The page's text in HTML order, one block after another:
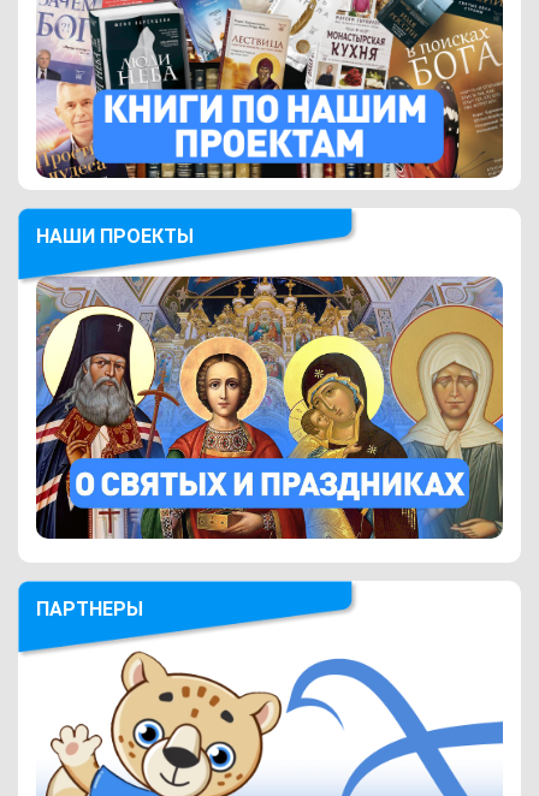
НАШИ ПРОЕКТЫ
ПАРТНЕРЫ